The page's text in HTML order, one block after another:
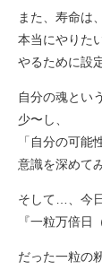
また、寿命は、
本当にやりた
やるために設
自分の魂とい
少〜し、
「自分の可能
意識を深めて
そして…、今日
『一粒万倍日
だった一粒の